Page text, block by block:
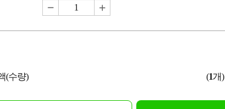
(수량) (1개)